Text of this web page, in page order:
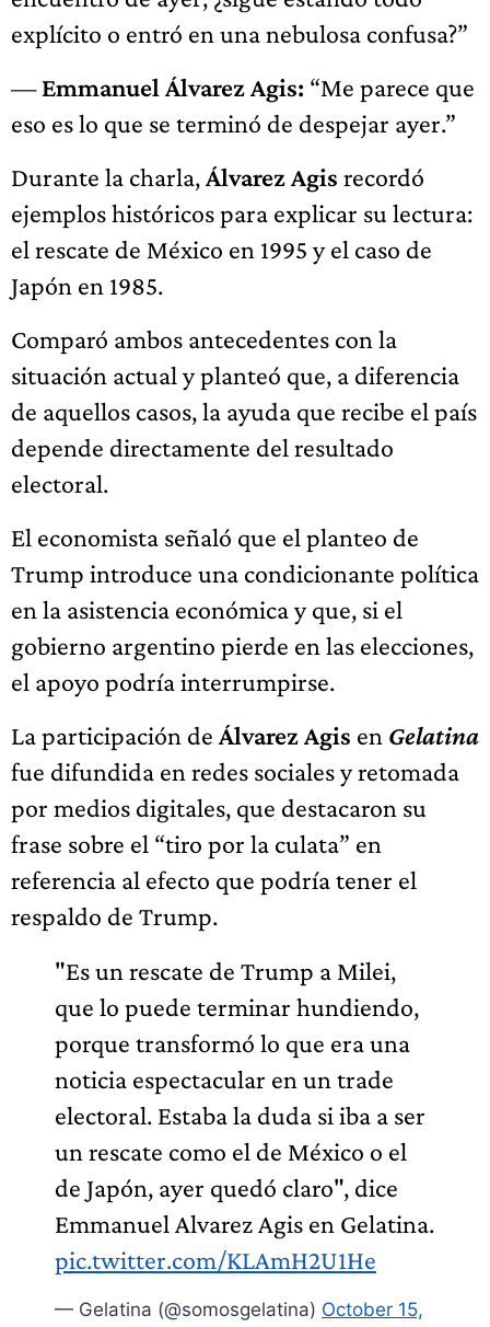
explícito o entró en una nebulosa confusa?”
—Emmanuel Álvarez Agis: “Me parece que
eso es lo que se terminó de despejar ayer.”
Durante la charla,Álvarez Agis recordó
ejemplos históricos para explicar su lectura:
el rescate de México en 1995 y el caso de
Japón en 1985.
Comparó ambos antecedentes con la
situación actual y planteó que, a diferencia
de aquellos casos, la ayuda que recibe el país
depende directamente del resultado
electoral.
El economista señaló que el planteo de
Trump introduce una condicionante política
en la asistencia económica y que, si el
gobierno argentino pierde en las elecciones,
el apoyo podría interrumpirse.
La participación de Álvarez Agis en Gelatina
fue difundida en redes sociales y retomada
por medios digitales, que destacaron su
frase sobre el “tiro por la culata” en
referencia al efecto que podría tener el
respaldo de Trump.
"Es un rescate de Trump a Milei,
que lo puede terminar hundiendo,
porque transformó lo que era una
noticia espectacular en un trade
electoral. Estaba la duda si iba a ser
un rescate como el de México o el
de Japón, ayer quedó claro", dice
Emmanuel Alvarez Agis en Gelatina.
pic.twitter.com/KLAmH2U1He
— Gelatina (@somosgelatina) October 15,